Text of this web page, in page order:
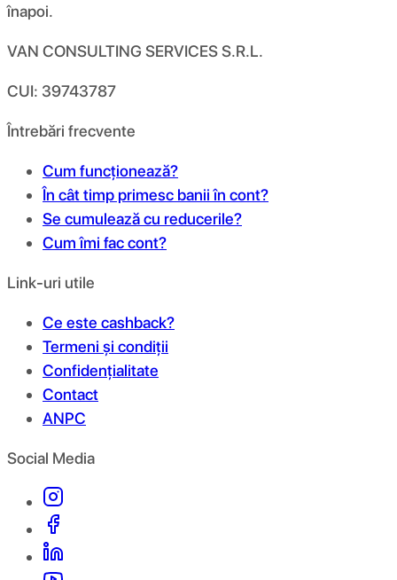
înapoi.
VAN CONSULTING SERVICES S.R.L.
CUI: 39743787
Întrebări frecvente
Cum funcționează?
În cât timp primesc banii în cont?
Se cumulează cu reducerile?
Cum îmi fac cont?
Link-uri utile
Ce este cashback?
Termeni și condiții
Confidențialitate
Contact
ANPC
Social Media